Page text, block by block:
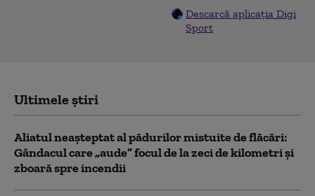
Descarcă aplicația Digi
Sport
Ultimele știri
Aliatul neașteptat al pădurilor mistuite de flăcări:
Gândacul care „aude” focul de la zeci de kilometri și
zboară spre incendii